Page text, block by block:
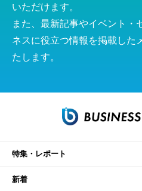
いただけます。
また、最新記事やイベント・
ネスに役立つ情報を掲載した
たします。
特集・レポート
新着